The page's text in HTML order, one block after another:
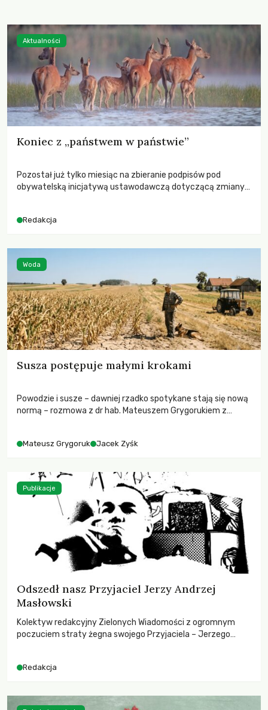
Koniec z „państwem w państwie”
Pozostał już tylko miesiąc na zbieranie podpisów pod
obywatelską inicjatywą ustawodawczą dotyczącą zmiany
niezwykle korzystne rozwiązania dla przyrody i zwierząt,
funkcjonowania łowiectwa w Polsce.
Redakcja
Aktualności
Susza postępuje małymi krokami
Powodzie i susze – dawniej rzadko spotykane stają się nową
normą – rozmowa z dr hab. Mateuszem Grygorukiem z
Mateusz Grygoruk Jacek Zyśk
Woda
Odszedł nasz Przyjaciel Jerzy Andrzej
Masłowski
Kolektyw redakcyjny Zielonych Wiadomości z ogromnym
poczuciem straty żegna swojego Przyjaciela – Jerzego
Redakcja
Publikacje